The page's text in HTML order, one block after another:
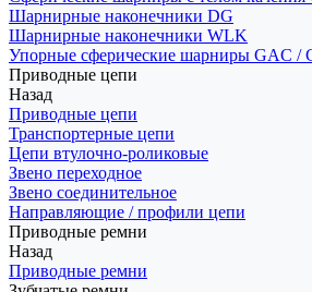
Шарнирные наконечники DG
Шарнирные наконечники WLK
Упорные сферические шарниры GAC /
Приводные цепи
Назад
Приводные цепи
Транспортерные цепи
Цепи втулочно-роликовые
Звено переходное
Звено соединительное
Направляющие / профили цепи
Приводные ремни
Назад
Приводные ремни